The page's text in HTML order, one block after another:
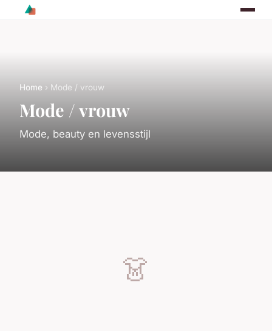
Home › Mode / vrouw
Mode / vrouw
Mode, beauty en levensstijl
👗